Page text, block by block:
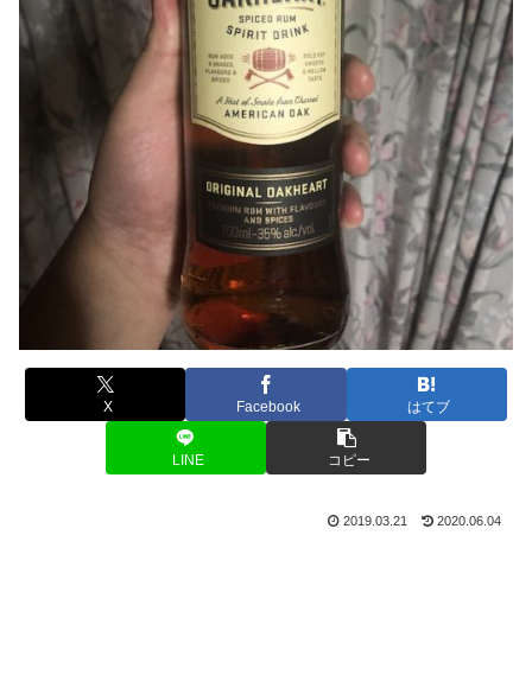
X Facebook はてブ
LINE コピー
2019.03.21 2020.06.04